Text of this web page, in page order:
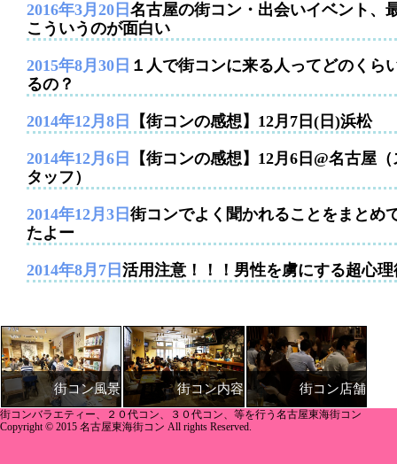
2016年3月20日 名古屋の街コン・出会いイベント、
こういうのが面白い
2015年8月30日 １人で街コンに来る人ってどのくら
るの？
2014年12月8日 【街コンの感想】12月7日(日)浜松
2014年12月6日
【街コンの感想】12月6日@名古屋（
タッフ）
2014年12月3日 街コンでよく聞かれることをまとめ
たよー
2014年8月7日 活用注意！！！男性を虜にする超心理
街コン風景 街コン内容 街コン店舗
街コンバラエティー、２０代コン、３０代コン、等を行う名古屋東海街コン
Copyright © 2015 名古屋東海街コン All rights Reserved.